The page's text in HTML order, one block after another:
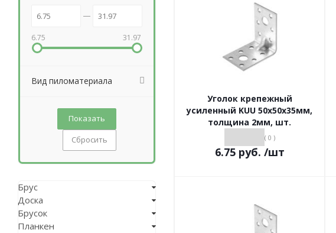
Уголок крепежный
усиленный KUU 50х50х35мм,
толщина 2мм, шт.
( 0 )
6.75руб. /шт
6.75 31.97
Вид пиломатериала
Сбросить
Брус
Доска
Брусок
Планкен